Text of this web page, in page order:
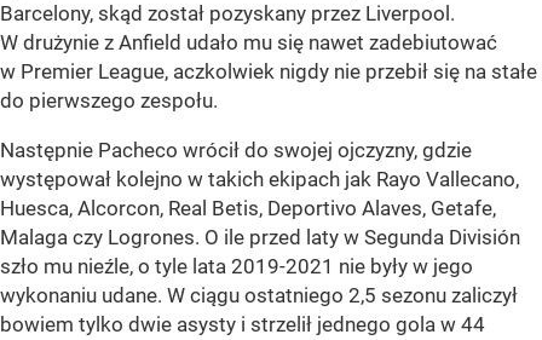
Barcelony, skąd został pozyskany przez Liverpool.
W drużynie z Anfield udało mu się nawet zadebiutować
w Premier League, aczkolwiek nigdy nie przebił się na stałe
do pierwszego zespołu.
Następnie Pacheco wrócił do swojej ojczyzny, gdzie
występował kolejno w takich ekipach jak Rayo Vallecano,
Huesca, Alcorcon, Real Betis, Deportivo Alaves, Getafe,
Malaga czy Logrones. O ile przed laty w Segunda División
szło mu nieźle, o tyle lata 2019-2021 nie były w jego
wykonaniu udane. W ciągu ostatniego 2,5 sezonu zaliczył
bowiem tylko dwie asysty i strzelił jednego gola w 44